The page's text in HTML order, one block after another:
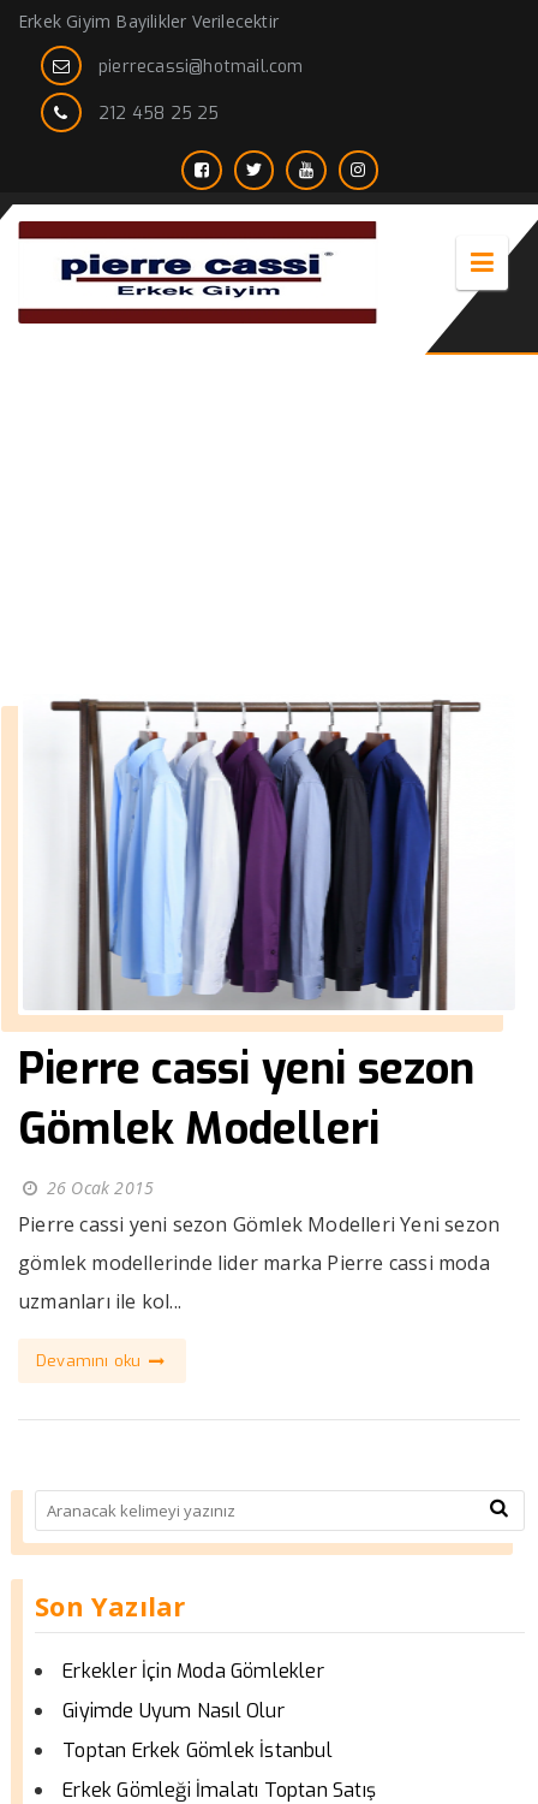
Erkek Giyim Bayilikler Verilecektir
pierrecassi@hotmail.com
212 458 25 25
Pierre cassi yeni sezon
Gömlek Modelleri
26 Ocak 2015
Pierre cassi yeni sezon Gömlek Modelleri Yeni sezon
gömlek modellerinde lider marka Pierre cassi moda
uzmanları ile kol...
Devamını oku
Son Yazılar
Erkekler İçin Moda Gömlekler
Giyimde Uyum Nasıl Olur
Toptan Erkek Gömlek İstanbul
Erkek Gömleği İmalatı Toptan Satış